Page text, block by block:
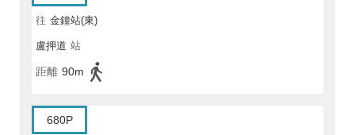
往 金鐘站(東)
盧押道 站
距離 90m
680P